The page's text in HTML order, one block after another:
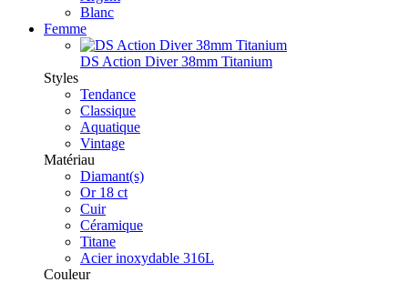
Blanc
Femme
DS Action Diver 38mm Titanium
Styles
Tendance
Classique
Aquatique
Vintage
Matériau
Diamant(s)
Or 18 ct
Cuir
Céramique
Titane
Acier inoxydable 316L
Couleur